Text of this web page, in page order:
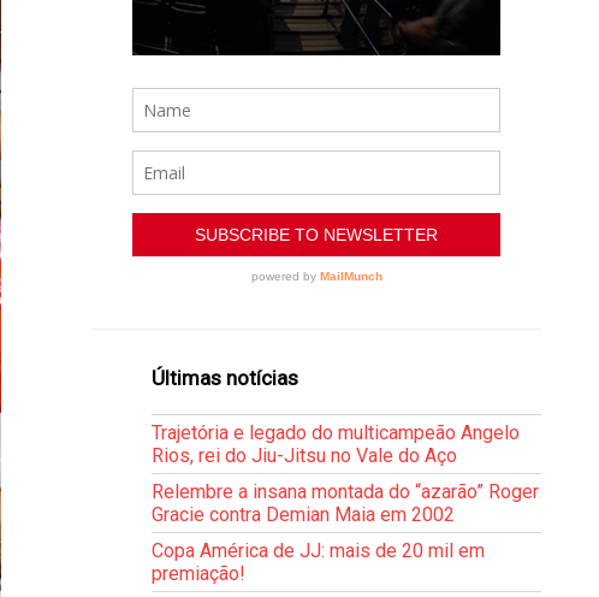
Últimas notícias
Trajetória e legado do multicampeão Angelo
Rios, rei do Jiu-Jitsu no Vale do Aço
Relembre a insana montada do “azarão” Roger
Gracie contra Demian Maia em 2002
Copa América de JJ: mais de 20 mil em
premiação!